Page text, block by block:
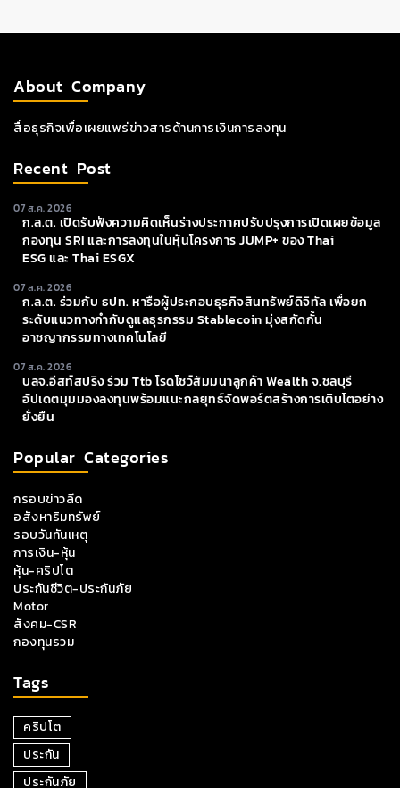
About Company
สื่อธุรกิจเพื่อเผยแพร่ข่าวสารด้านการเงินการลงทุน
Recent Post
07 ส.ค. 2026
ก.ล.ต. เปิดรับฟังความคิดเห็นร่างประกาศปรับปรุงการเปิดเผยข้อมูล
กองทุน SRI และการลงทุนในหุ้นโครงการ JUMP+ ของ Thai
ESG และ Thai ESGX
07 ส.ค. 2026
ก.ล.ต. ร่วมกับ ธปท. หารือผู้ประกอบธุรกิจสินทรัพย์ดิจิทัล เพื่อยก
ระดับแนวทางกำกับดูแลธุรกรรม Stablecoin มุ่งสกัดกั้น
อาชญากรรมทางเทคโนโลยี
07 ส.ค. 2026
บลจ.อีสท์สปริง ร่วม Ttb โรดโชว์สัมมนาลูกค้า Wealth จ.ชลบุรี
อัปเดตมุมมองลงทุนพร้อมแนะกลยุทธ์จัดพอร์ตสร้างการเติบโตอย่าง
ยั่งยืน
Popular Categories
กรอบข่าวลีด
อสังหาริมทรัพย์
รอบวันทันเหตุ
การเงิน-หุ้น
หุ้น-คริปโต
ประกันชีวิต-ประกันภัย
Motor
สังคม-CSR
กองทุนรวม
Tags
คริปโต
ประกัน
ประกันภัย